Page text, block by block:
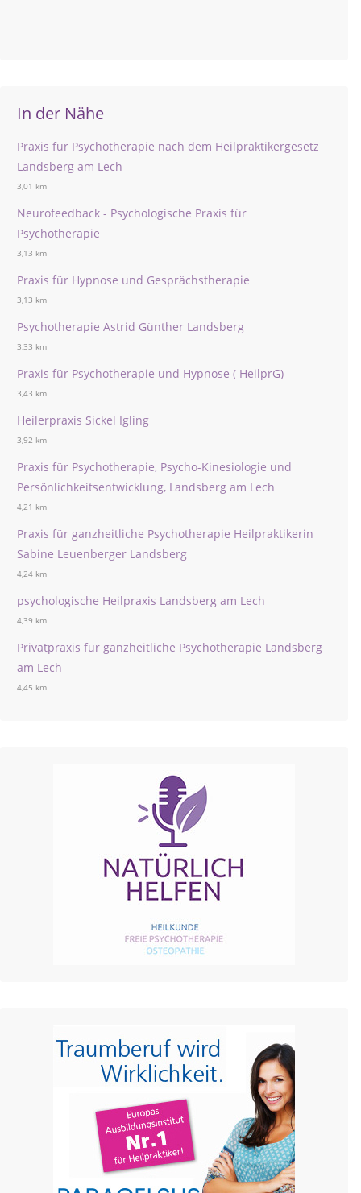
In der Nähe
Praxis für Psychotherapie nach dem Heilpraktikergesetz
Landsberg am Lech
3,01 km
Neurofeedback - Psychologische Praxis für
Psychotherapie
3,13 km
Praxis für Hypnose und Gesprächstherapie
3,13 km
Psychotherapie Astrid Günther Landsberg
3,33 km
Praxis für Psychotherapie und Hypnose ( HeilprG)
3,43 km
Heilerpraxis Sickel Igling
3,92 km
Praxis für Psychotherapie, Psycho-Kinesiologie und
Persönlichkeitsentwicklung, Landsberg am Lech
4,21 km
Praxis für ganzheitliche Psychotherapie Heilpraktikerin
Sabine Leuenberger Landsberg
4,24 km
psychologische Heilpraxis Landsberg am Lech
4,39 km
Privatpraxis für ganzheitliche Psychotherapie Landsberg
am Lech
4,45 km